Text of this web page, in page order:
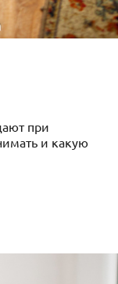
при
и какую